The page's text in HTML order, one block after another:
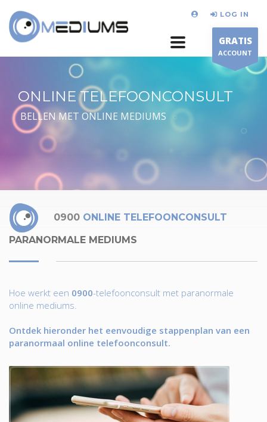
LOG IN
GRATIS
ACCOUNT
ONLINE TELEFOONCONSULT
BELLEN MET ONLINE MEDIUMS
0900 ONLINE TELEFOONCONSULT
PARANORMALE MEDIUMS
Hoe werkt een 0900-telefoonconsult met paranormale
online mediums.
Ontdek hieronder het eenvoudige stappenplan van een
paranormaal online telefoonconsult.